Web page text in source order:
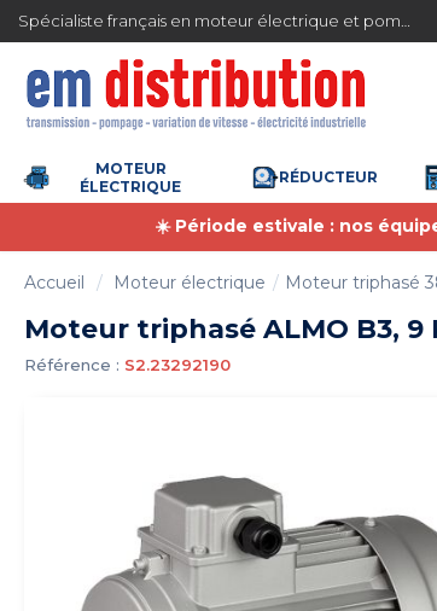
en France métropolitaine à partir de 360 € TTC
MOTEUR
ÉLECTRIQUE
RÉDUCTEUR
☀️ Période estivale : nos
Accueil Moteur électrique Moteur triphasé
Moteur triphasé ALMO B3, 9
Référence : S2.23292190
Gestion des cookies